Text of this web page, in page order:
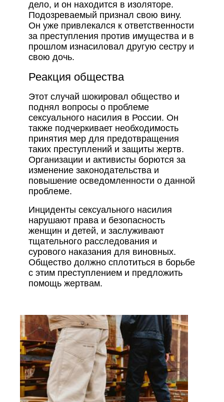
дело, и он находится в изоляторе.
Подозреваемый признал свою вину.
Он уже привлекался к ответственности
за преступления против имущества и в
прошлом изнасиловал другую сестру и
свою дочь.
Реакция общества
Этот случай шокировал общество и
поднял вопросы о проблеме
сексуального насилия в России. Он
также подчеркивает необходимость
принятия мер для предотвращения
таких преступлений и защиты жертв.
Организации и активисты борются за
изменение законодательства и
повышение осведомленности о данной
проблеме.
Инциденты сексуального насилия
нарушают права и безопасность
женщин и детей, и заслуживают
тщательного расследования и
сурового наказания для виновных.
Общество должно сплотиться в борьбе
с этим преступлением и предложить
помощь жертвам.